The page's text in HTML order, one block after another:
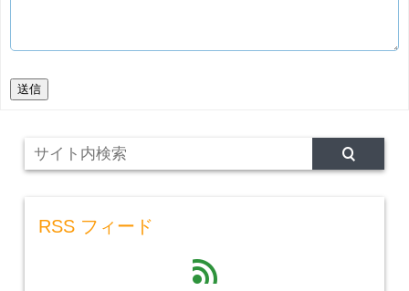
送信
RSS フィード
feed